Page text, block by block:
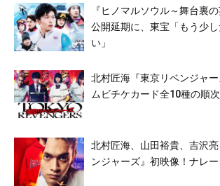
『ヒノマルソウル～舞台裏
公開延期に、東宝「もう少
い」
北村匠海『東京リベンジャー
ムビチケカード全10種の順
北村匠海、山田裕貴、吉沢
ンジャーズ』初映像！ナレ